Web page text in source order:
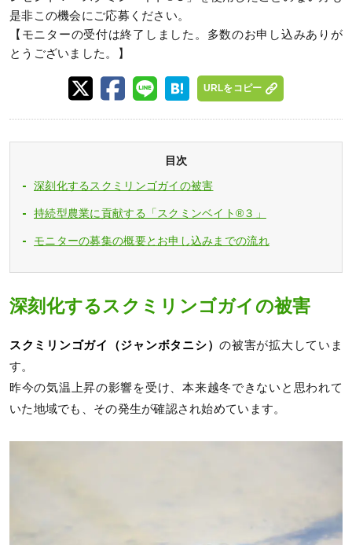
是非この機会にご応募ください。
【モニターの受付は終了しました。多数のお申し込みありが
とうございました。】
URLをコピー
目次
深刻化するスクミリンゴガイの被害
持続型農業に貢献する「スクミンベイト®３」
モニターの募集の概要とお申し込みまでの流れ
深刻化するスクミリンゴガイの被害
スクミリンゴガイ（ジャンボタニシ）の被害が拡大していま
す。
昨今の気温上昇の影響を受け、本来越冬できないと思われて
いた地域でも、その発生が確認され始めています。